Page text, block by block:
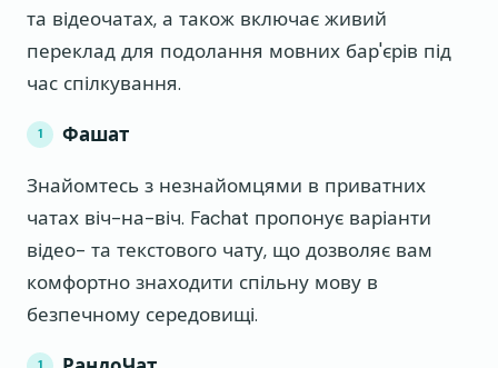
та відеочатах, а також включає живий
переклад для подолання мовних бар'єрів під
час спілкування.
Фашат
Знайомтесь з незнайомцями в приватних
чатах віч-на-віч. Fachat пропонує варіанти
відео- та текстового чату, що дозволяє вам
комфортно знаходити спільну мову в
безпечному середовищі.